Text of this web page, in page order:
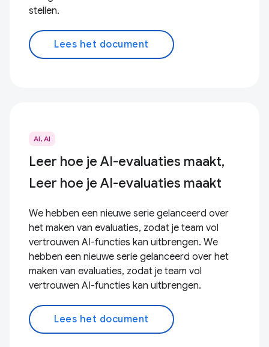
stellen.
Lees het document
AI, AI
Leer hoe je AI-evaluaties maakt,
Leer hoe je AI-evaluaties maakt
We hebben een nieuwe serie gelanceerd over
het maken van evaluaties, zodat je team vol
vertrouwen AI-functies kan uitbrengen. We
hebben een nieuwe serie gelanceerd over het
maken van evaluaties, zodat je team vol
vertrouwen AI-functies kan uitbrengen.
Lees het document